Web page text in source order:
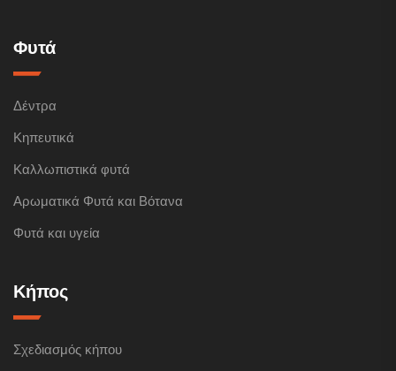
Φυτά
Δέντρα
Κηπευτικά
Καλλωπιστικά φυτά
Αρωματικά Φυτά και Βότανα
Φυτά και υγεία
Κήπος
Σχεδιασμός κήπου